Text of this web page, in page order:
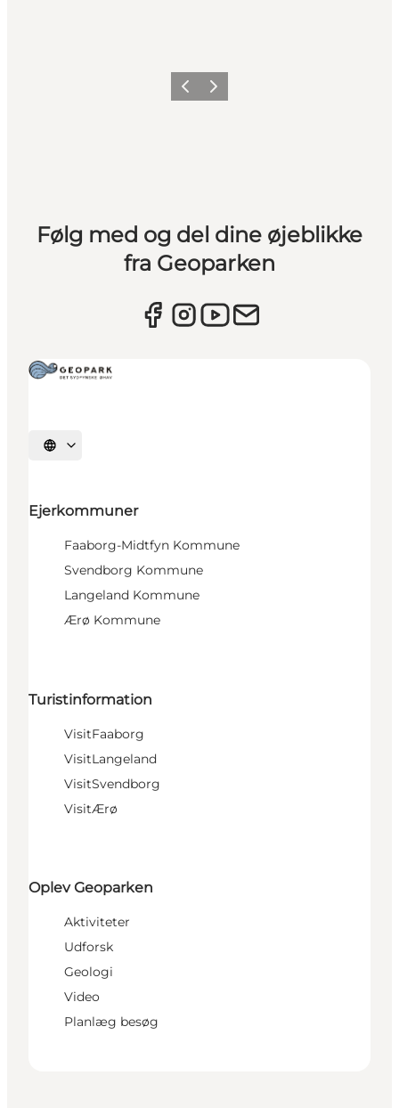
ForrigeNæste
Følg med og del dine øjeblikke
fra Geoparken
Vælg sprog
Ejerkommuner
Faaborg-Midtfyn Kommune
Svendborg Kommune
Langeland Kommune
Ærø Kommune
Turistinformation
VisitFaaborg
VisitLangeland
VisitSvendborg
VisitÆrø
Oplev Geoparken
Aktiviteter
Udforsk
Geologi
Video
Planlæg besøg